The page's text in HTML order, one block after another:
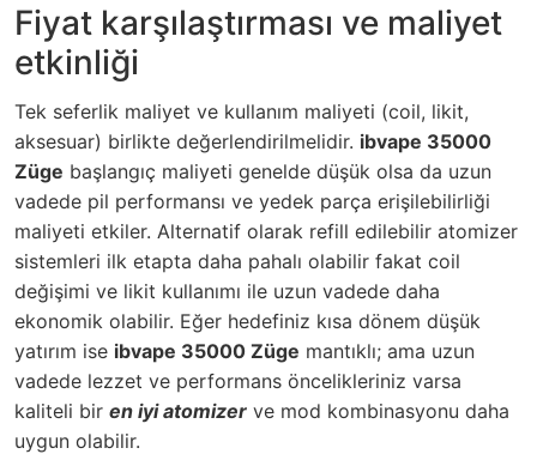
Fiyat karşılaştırması ve maliyet
etkinliği
Tek seferlik maliyet ve kullanım maliyeti (coil, likit,
aksesuar) birlikte değerlendirilmelidir. ibvape 35000
Züge başlangıç maliyeti genelde düşük olsa da uzun
vadede pil performansı ve yedek parça erişilebilirliği
maliyeti etkiler. Alternatif olarak refill edilebilir atomizer
sistemleri ilk etapta daha pahalı olabilir fakat coil
değişimi ve likit kullanımı ile uzun vadede daha
ekonomik olabilir. Eğer hedefiniz kısa dönem düşük
yatırım ise ibvape 35000 Züge mantıklı; ama uzun
vadede lezzet ve performans öncelikleriniz varsa
kaliteli bir en iyi atomizer ve mod kombinasyonu daha
uygun olabilir.